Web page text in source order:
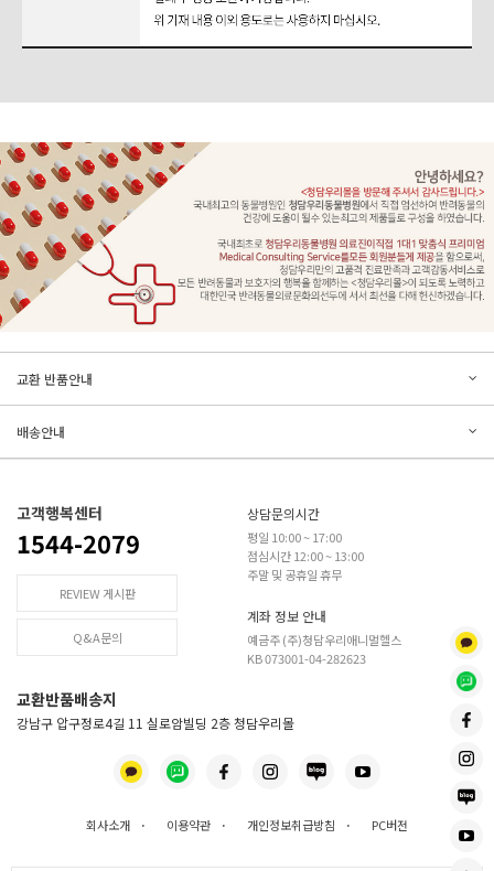
교환 반품안내
배송안내
고객행복센터
1544-2079
REVIEW 게시판
Q&A문의
상담문의시간
평일 10:00 ~ 17:00
점심시간 12:00 ~ 13:00
주말 및 공휴일 휴무
계좌 정보 안내
예금주 (주)청담우리애니멀헬스
KB 073001-04-282623
교환반품배송지
강남구 압구정로4길 11 실로암빌딩 2층 청담우리몰
회사소개 · 이용약관 · 개인정보취급방침 · PC버전